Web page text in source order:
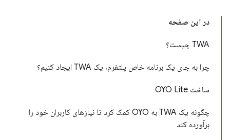
در این صفحه
TWA چیست؟
چرا به جای یک برنامه خاص پلتفرم، یک TWA ایجاد کنیم؟
ساخت OYO Lite
چگونه یک TWA به OYO کمک کرد تا نیازهای کاربران خود را
برآورده کند